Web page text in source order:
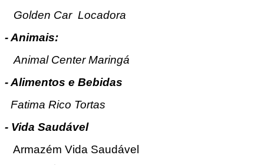
Golden Car Locadora
- Animais:
Animal Center Maringá
- Alimentos e Bebidas
Fatima Rico Tortas
- Vida Saudável
Armazém Vida Saudável